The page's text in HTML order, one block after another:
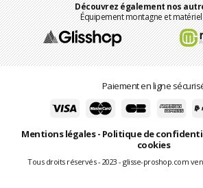
Découvrez également nos
Équipement montagne et
Paiement en ligne
Mentions légales- Politique de
cookies
Tous droits réservés - 2023 - glisse-proshop.com